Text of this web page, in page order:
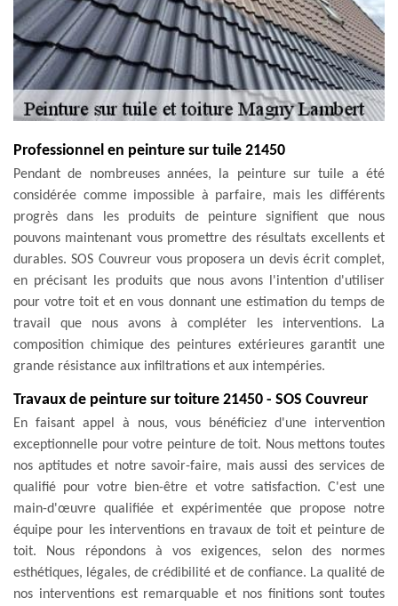
Professionnel en peinture sur tuile 21450
Pendant de nombreuses années, la peinture sur tuile a été
considérée comme impossible à parfaire, mais les différents
progrès dans les produits de peinture signifient que nous
pouvons maintenant vous promettre des résultats excellents et
durables. SOS Couvreur vous proposera un devis écrit complet,
en précisant les produits que nous avons l'intention d'utiliser
pour votre toit et en vous donnant une estimation du temps de
travail que nous avons à compléter les interventions. La
composition chimique des peintures extérieures garantit une
grande résistance aux infiltrations et aux intempéries.
Travaux de peinture sur toiture 21450 - SOS Couvreur
En faisant appel à nous, vous bénéficiez d'une intervention
exceptionnelle pour votre peinture de toit. Nous mettons toutes
nos aptitudes et notre savoir-faire, mais aussi des services de
qualifié pour votre bien-être et votre satisfaction. C'est une
main-d'œuvre qualifiée et expérimentée que propose notre
équipe pour les interventions en travaux de toit et peinture de
toit. Nous répondons à vos exigences, selon des normes
esthétiques, légales, de crédibilité et de confiance. La qualité de
nos interventions est remarquable et nos finitions sont toutes